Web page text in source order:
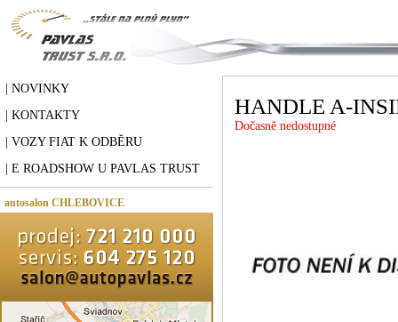
| NOVINKY
| KONTAKTY
| VOZY FIAT K ODBĚRU
| E ROADSHOW U PAVLAS TRUST
autosalon CHLEBOVICE
HANDLE A-
Dočasně nedostupné